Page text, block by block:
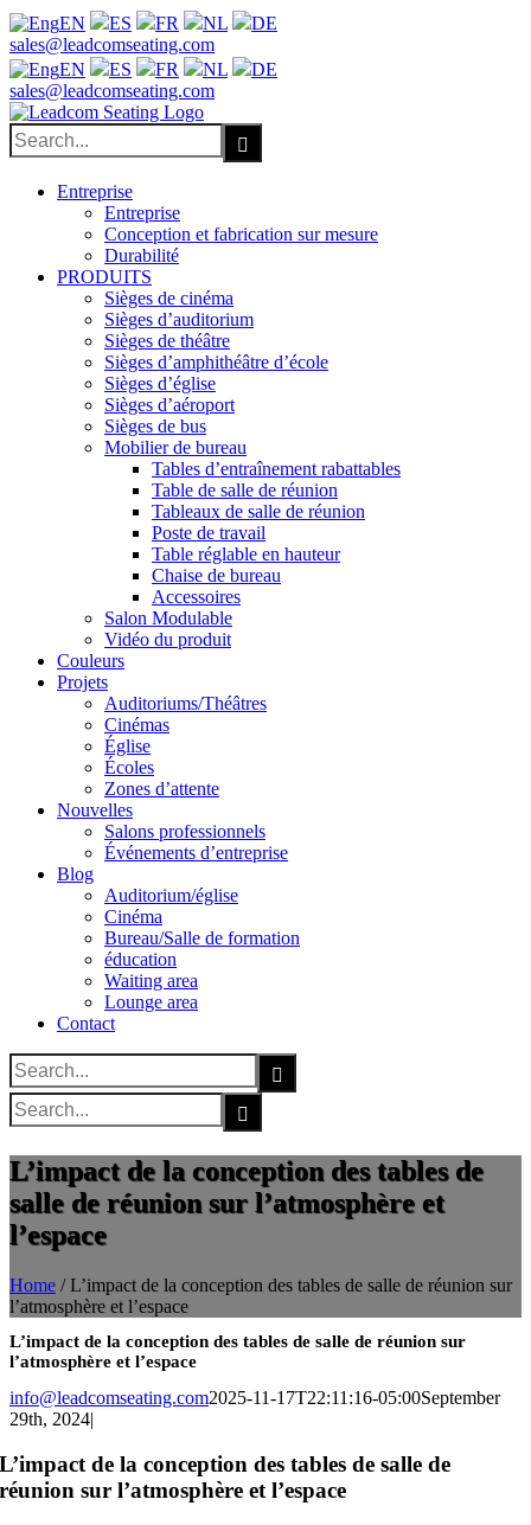
EN ES FR NL
DE
Facebook
X
LinkedIn
YouTube
sales@leadcomseating.com
EN
ES FR NL
DE
sales@leadcomseating.com
Search
for:
Entreprise
Entreprise
Conception et fabrication sur mesure
Durabilité
PRODUITS
Sièges de cinéma
Sièges d’auditorium
Sièges de théâtre
Sièges d’amphithéâtre d’école
Sièges d’église
Sièges d’aéroport
Sièges de bus
Mobilier de bureau
Tables d’entraînement rabattables
Table de salle de réunion
Tableaux de salle de réunion
Poste de travail
Table réglable en hauteur
Chaise de bureau
Accessoires
Salon Modulable
Vidéo du produit
Couleurs
Projets
Auditoriums/Théâtres
Cinémas
Église
Écoles
Zones d’attente
Nouvelles
Salons professionnels
Événements d’entreprise
Blog
Auditorium/église
Cinéma
Bureau/Salle de formation
éducation
Waiting area
Lounge area
Contact
Search
for:
Search
for:
L’impact de la conception des tables de
salle de réunion sur l’atmosphère et
l’espace
Home /L’impact de la conception des tables de salle de réunion sur
l’atmosphère et l’espace
L’impact de la conception des tables de salle de réunion sur
l’atmosphère et l’espace
info@leadcomseating.com2025-11-17T22:11:16-05:00September
29th, 2024|
L’impact de la conception des tables de salle de
réunion sur l’atmosphère et l’espace